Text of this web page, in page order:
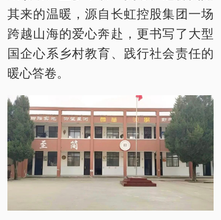
其来的温暖，源自长虹控股集团一场
跨越山海的爱心奔赴，更书写了大型
国企心系乡村教育、践行社会责任的
暖心答卷。